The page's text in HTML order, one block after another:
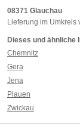
Dartscheibe:
Gewicht: ca.
Wir versenden diese
08371 Glauchau
Lieferung im Umkreis
Dieses und ähnliche
Chemnitz
Gera
Jena
Plauen
Zwickau